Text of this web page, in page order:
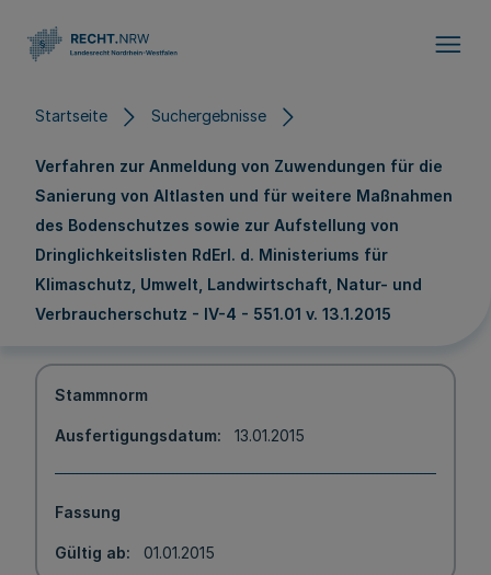
Startseite Suchergebnisse
Verfahren zur Anmeldung von Zuwendungen für die
Sanierung von Altlasten und für weitere Maßnahmen
des Bodenschutzes sowie zur Aufstellung von
Dringlichkeitslisten RdErl. d. Ministeriums für
Klimaschutz, Umwelt, Landwirtschaft, Natur- und
Verbraucherschutz - IV-4 - 551.01 v. 13.1.2015
Stammnorm
Ausfertigungsdatum 13.01.2015
Fassung
Gültig ab 01.01.2015